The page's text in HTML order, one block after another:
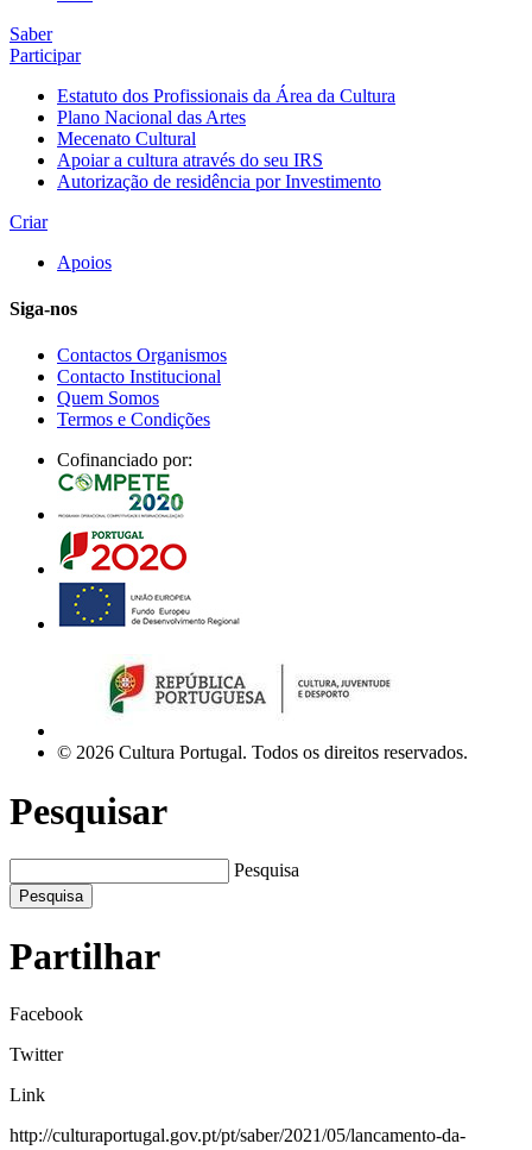
Saber
Participar
Estatuto dos Profissionais da Área da Cultura
Plano Nacional das Artes
Mecenato Cultural
Apoiar a cultura através do seu IRS
Autorização de residência por Investimento
Criar
Apoios
Siga-nos
Contactos Organismos
Contacto Institucional
Quem Somos
Termos e Condições
Cofinanciado por:
© 2026 Cultura Portugal. Todos os direitos reservados.
Pesquisar
Pesquisa
Pesquisa
Partilhar
Facebook
Twitter
Link
http://culturaportugal.gov.pt/pt/saber/2021/05/lancamento-da-